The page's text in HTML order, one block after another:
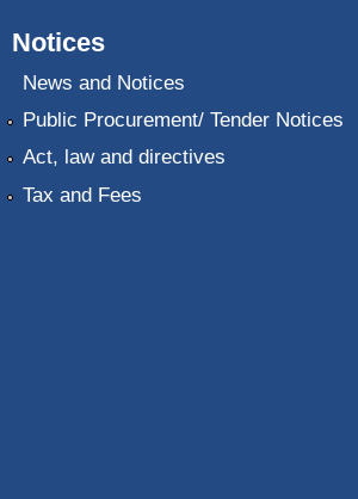
Notices
News and Notices
Public Procurement/ Tender Notices
Act, law and directives
Tax and Fees